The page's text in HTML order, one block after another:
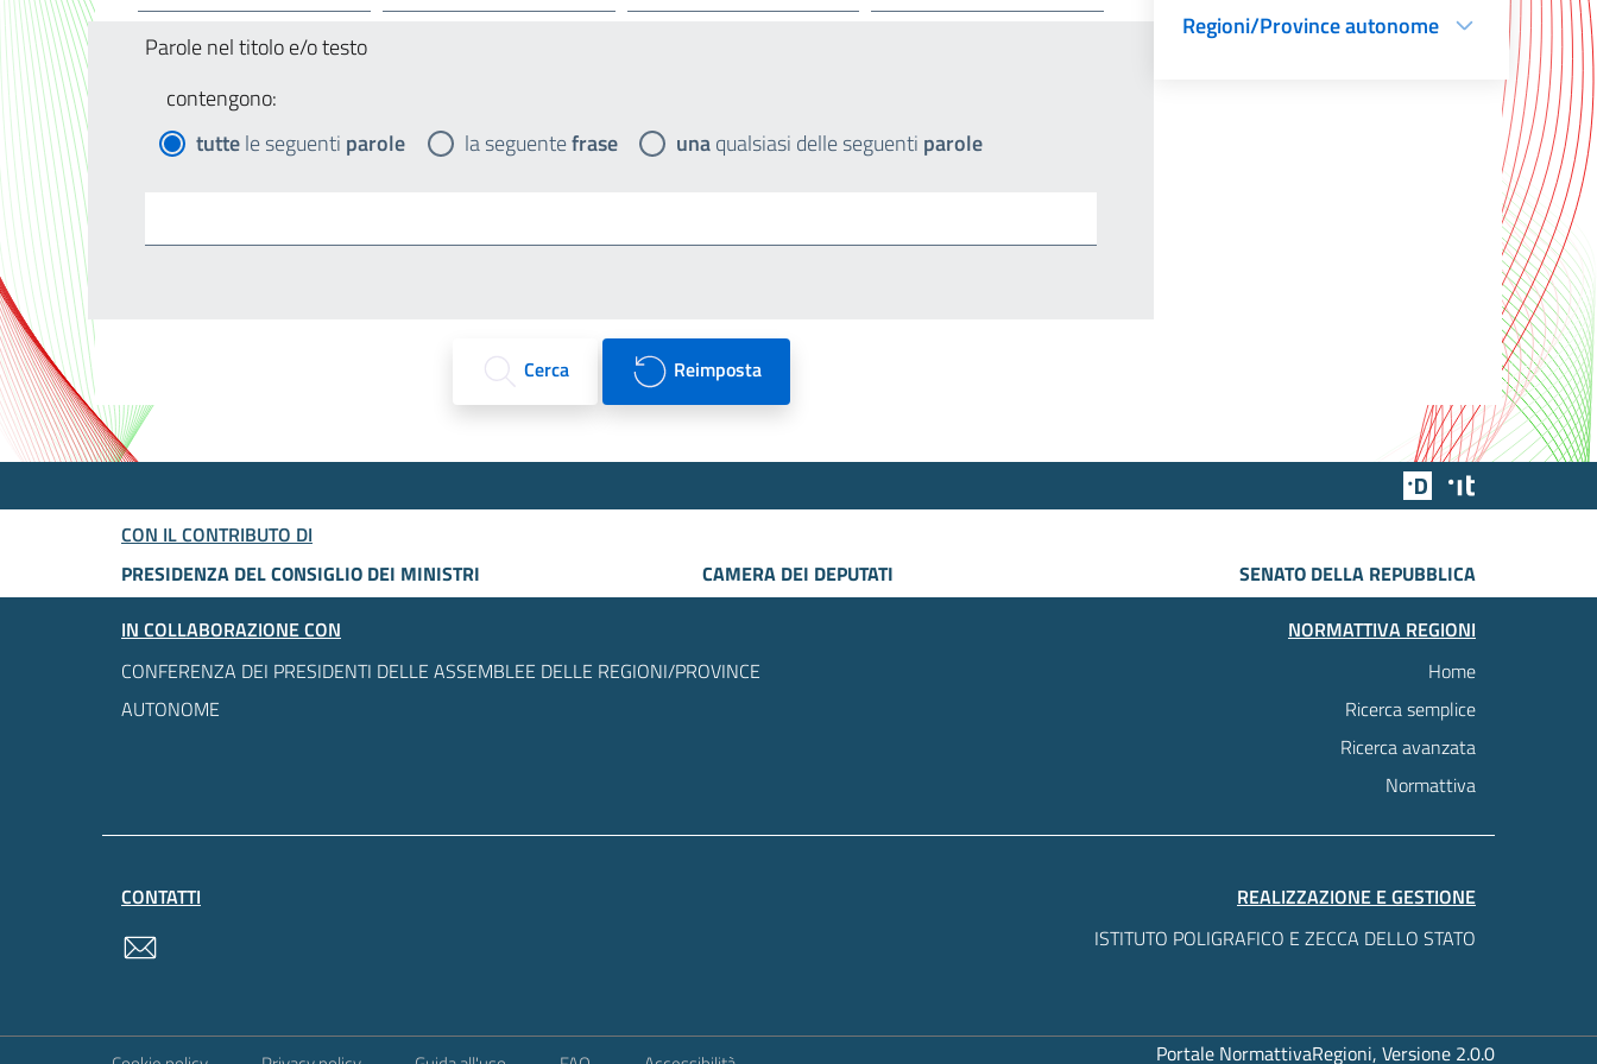
Parole nel titolo e/o testo
contengono:
tuttele seguenti parole la seguentefrase unaqualsiasi delle seguenti parole
Cerca Reimposta
Regioni/Province autonome
Team Digitale
CON IL CONTRIBUTO DI
PRESIDENZA DEL CONSIGLIO DEI MINISTRI
CAMERA DEI DEPUTATI
SENATO DELLA REPUBBLICA
IN COLLABORAZIONE CON
CONFERENZA DEI PRESIDENTI DELLE ASSEMBLEE DELLE REGIONI/PROVINCE
AUTONOME
NORMATTIVA REGIONI
Home
Ricerca semplice
Ricerca avanzata
Normattiva
CONTATTI
REALIZZAZIONE E GESTIONE
ISTITUTO POLIGRAFICO E ZECCA DELLO STATO
Portale NormattivaRegioni, Versione 2.0.0